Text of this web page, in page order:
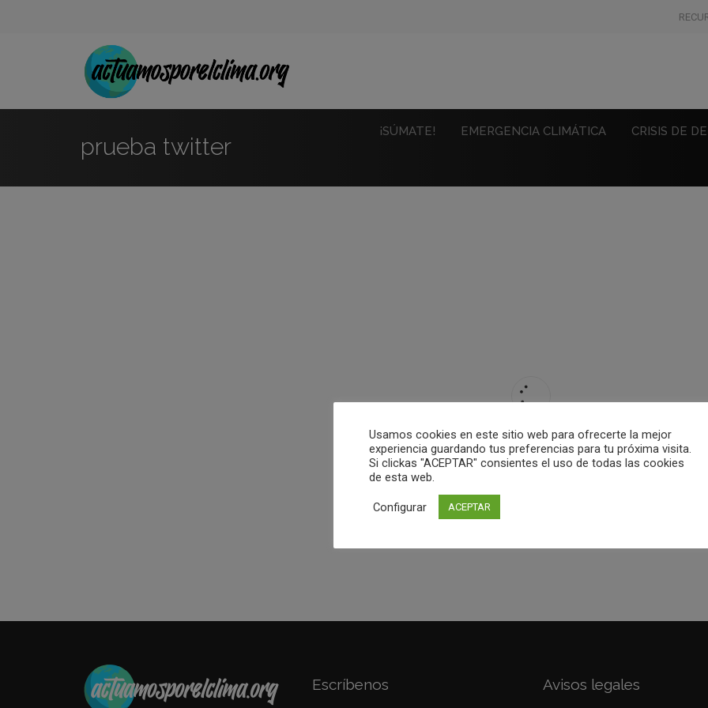
¡SÚMATE! EMERGENCIA CLIMÁTICA CRISIS DE
prueba twitter
Escríbenos Avisos legales
Usamos cookies en este sitio web para ofrecerte la mejor
experiencia guardando tus preferencias para tu próxima visita.
Si clickas "ACEPTAR" consientes el uso de todas las cookies
de esta web.
Configurar ACEPTAR